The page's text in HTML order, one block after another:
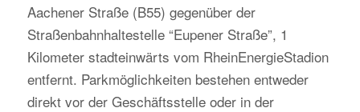
Aachener Straße (B55) gegenüber der
Straßenbahnhaltestelle “Eupener Straße”, 1
Kilometer stadteinwärts vom RheinEnergieStadion
entfernt. Parkmöglichkeiten bestehen entweder
direkt vor der Geschäftsstelle oder in der